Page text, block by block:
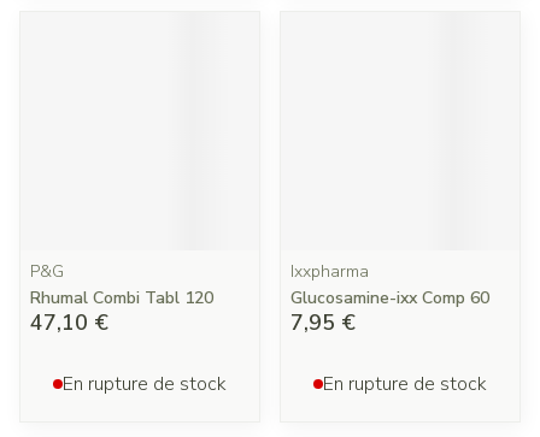
P&G
Rhumal Combi Tabl 120
47,10 €
En rupture de stock
Ixxpharma
Glucosamine-ixx Comp 60
7,95 €
En rupture de stock